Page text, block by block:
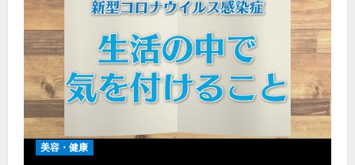
美容・健康